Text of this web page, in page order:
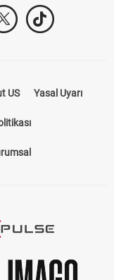
US Yasal Uyarı